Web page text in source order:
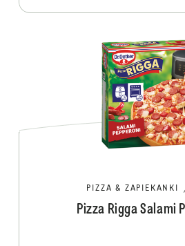
PIZZA & ZAPIEKANKI
Pizza Rigga Salami